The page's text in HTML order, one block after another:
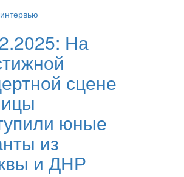
На
сцене
юные
из
и ДНР